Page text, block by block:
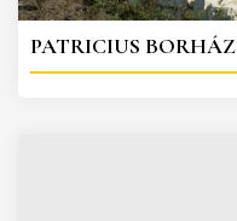
PATRICIUS BORHÁZ